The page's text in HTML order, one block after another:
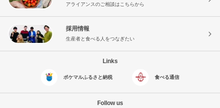
アライアンスのご相談はこちらから
採用情報
生産者と食べる人をつなぎたい
Links
ポケマルふるさと納税 食べる通信
Follow us